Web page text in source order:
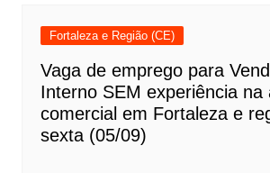
Fortaleza e Região (CE)
Vaga de emprego para
Interno SEM experiência na
comercial em Fortaleza e
sexta (05/09)